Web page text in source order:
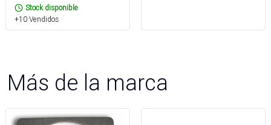
Stock disponible
+10 Vendidos
Más de la marca